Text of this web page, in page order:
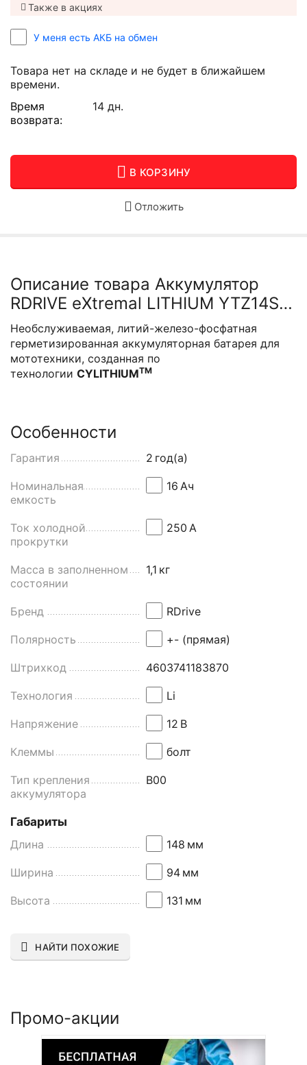
Также в акциях
У меня есть АКБ на обмен
Товара нет на складе и не будет в ближайшем
времени.
Время
возврата:
14 дн.
В КОРЗИНУ
Отложить
Описание товара Аккумулятор
RDRIVE eXtremal LITHIUM YTZ14S-
Li (GYZ16H)
Необслуживаемая, литий-железо-фосфатная
герметизированная аккумуляторная батарея для
мототехники, созданная по
технологии CYLITHIUMТМ
Особенности
Гарантия 2 год(а)
Номинальная
емкость
16 Aч
Ток холодной
прокрутки
250 А
Масса в заполненном
состоянии
1,1 кг
Бренд RDrive
Полярность +- (прямая)
Штрихкод 4603741183870
Технология Li
Напряжение 12 В
Клеммы болт
Тип крепления
аккумулятора
B00
Габариты
Длина
148 мм
Ширина 94 мм
Высота 131 мм
НАЙТИ ПОХОЖИЕ
Промо-акции